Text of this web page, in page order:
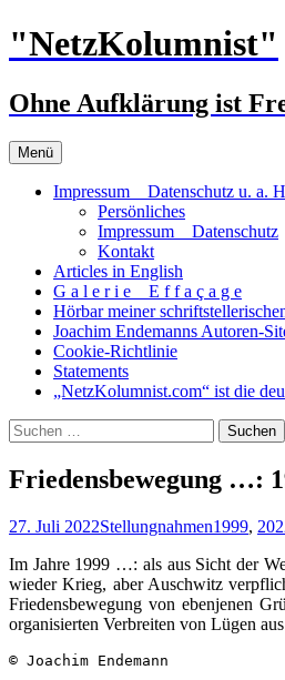
Zum
Inhalt
"NetzKolumnist"
Ohne Aufklärung ist
Menü
Impressum _ Datenschutz u. a.
Persönliches
Impressum _ Datenschutz
Kontakt
Articles in English
G a l e r i e _ E f f a ç a g e
Hörbar meiner
Joachim Endemanns Autoren-
Cookie-Richtlinie
Statements
„NetzKolumnist.com“ ist die
Suchen
nach:
Friedensbewegung …:
27. Juli 2022Stellungnahmen1999,
Im Jahre 1999 …: als aus Sicht der
wieder Krieg, aber Auschwitz
Friedensbewegung von ebenjenen
organisierten Verbreiten von Lügen aus
© Joachim Endemann